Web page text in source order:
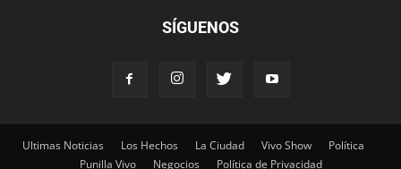
SÍGUENOS
Ultimas Noticias Los Hechos La Ciudad Vivo Show
Política
Punilla Vivo
Negocios Política de Privacidad